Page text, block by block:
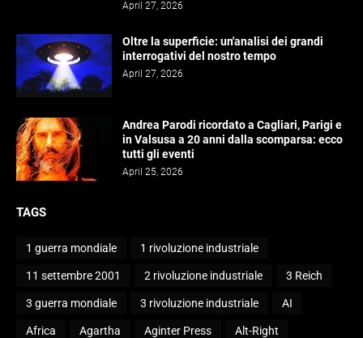
April 27, 2026
Oltre la superficie: un'analisi dei grandi
interrogativi del nostro tempo
April 27, 2026
Andrea Parodi ricordato a Cagliari, Parigi e
in Valsusa a 20 anni dalla scomparsa: ecco
tutti gli eventi
April 25, 2026
TAGS
1 guerra mondiale 1 rivoluzione industriale
11 settembre 2001 2 rivoluzione industriale 3 Reich
3 guerra mondiale 3 rivoluzione industriale AI
Africa Agartha Aginter Press Alt-Right